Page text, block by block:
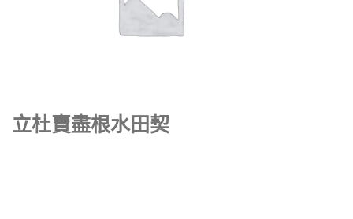
立杜賣盡根水田契